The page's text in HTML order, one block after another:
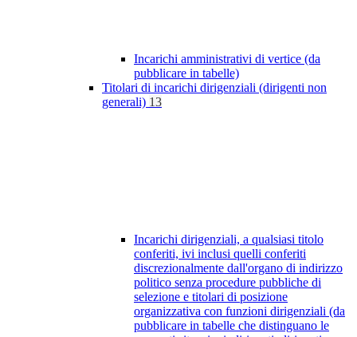
Incarichi amministrativi di vertice (da
pubblicare in tabelle)
Titolari di incarichi dirigenziali (dirigenti non
generali) 13
Incarichi dirigenziali, a qualsiasi titolo
conferiti, ivi inclusi quelli conferiti
discrezionalmente dall'organo di indirizzo
politico senza procedure pubbliche di
selezione e titolari di posizione
organizzativa con funzioni dirigenziali (da
pubblicare in tabelle che distinguano le